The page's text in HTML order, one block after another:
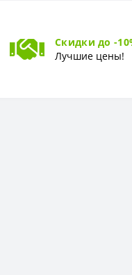
Скидки до -
Лучшие цены!